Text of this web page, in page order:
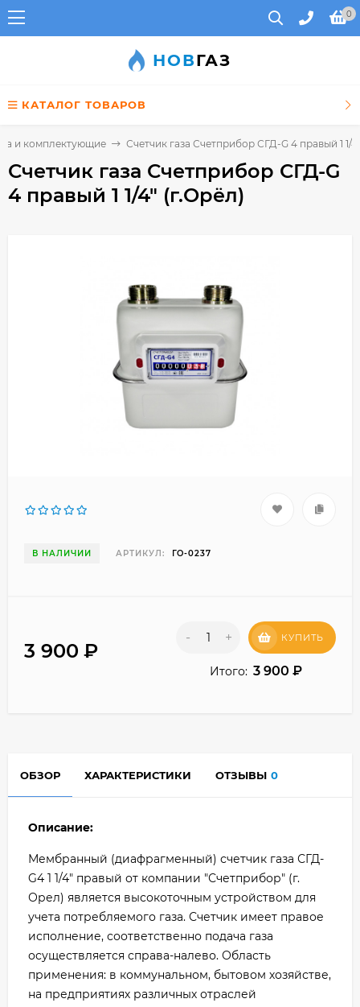
0
НОВГАЗ
КАТАЛОГ ТОВАРОВ
и комплектующие Счетчик газа Счетприбор СГД-G 4 правый 1 1/
Счетчик газа Счетприбор СГД-G
4 правый 1 1/4" (г.Орёл)
В НАЛИЧИИ АРТИКУЛ: ГО-0237
3 900 ₽
- + КУПИТЬ
Итого: 3 900 ₽
ОБЗОР ХАРАКТЕРИСТИКИ ОТЗЫВЫ 0
Описание:
Мембранный (диафрагменный) счетчик газа СГД-
G4 1 1/4" правый от компании "Счетприбор" (г.
Орел) является высокоточным устройством для
учета потребляемого газа. Счетчик имеет правое
исполнение, соответственно подача газа
осуществляется справа-налево. Область
применения: в коммунальном, бытовом хозяйстве,
на предприятиях различных отраслей